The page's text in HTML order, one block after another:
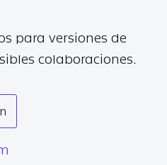
para versiones de
colaboraciones.